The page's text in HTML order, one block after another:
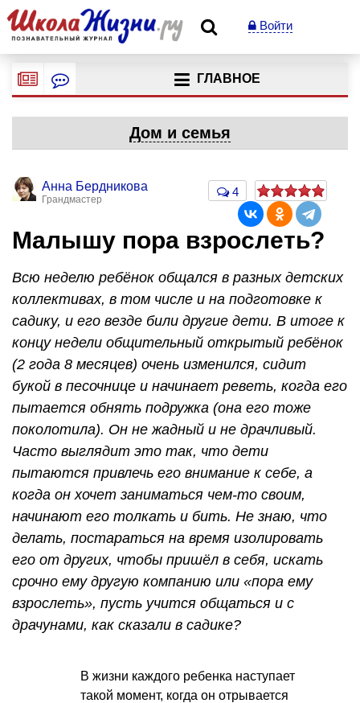
Войти
ГЛАВНОЕ
Дом и семья
Анна Бердникова
Грандмастер
4
Малышу пора взрослеть?
Всю неделю ребёнок общался в разных детских
коллективах, в том числе и на подготовке к
садику, и его везде били другие дети. В итоге к
концу недели общительный открытый ребёнок
(2 года 8 месяцев) очень изменился, сидит
букой в песочнице и начинает реветь, когда его
пытается обнять подружка (она его тоже
поколотила). Он не жадный и не драчливый.
Часто выглядит это так, что дети
пытаются привлечь его внимание к себе, а
когда он хочет заниматься чем-то своим,
начинают его толкать и бить. Не знаю, что
делать, постараться на время изолировать
его от других, чтобы пришёл в себя, искать
срочно ему другую компанию или «пора ему
взрослеть», пусть учится общаться и с
драчунами, как сказали в садике?
В жизни каждого ребенка наступает
такой момент, когда он отрывается